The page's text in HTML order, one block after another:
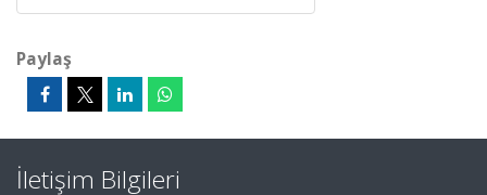
Paylaş
İletişim Bilgileri